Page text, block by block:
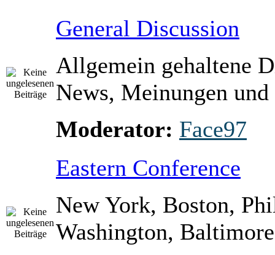
General Discussion
Allgemein gehaltene
News, Meinungen und
Moderator: Face97
Eastern Conference
New York, Boston,
Washington,